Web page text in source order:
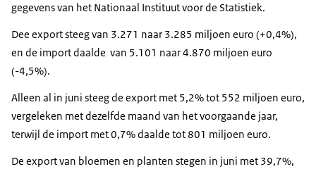
gegevens van het Nationaal Instituut voor de Statistiek.
Dee export steeg van 3.271 naar 3.285 miljoen euro (+0,4%),
en de import daalde van 5.101 naar 4.870 miljoen euro
(-4,5%).
Alleen al in juni steeg de export met 5,2% tot 552 miljoen euro,
vergeleken met dezelfde maand van het voorgaande jaar,
terwijl de import met 0,7% daalde tot 801 miljoen euro.
De export van bloemen en planten stegen in juni met 39,7%,